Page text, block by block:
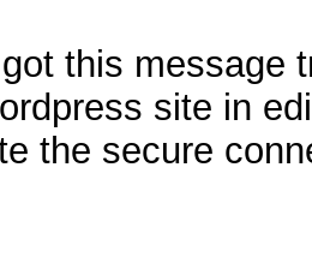
this message
site in
the secure